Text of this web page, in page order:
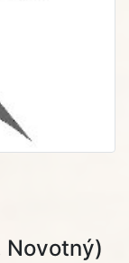
Novotný)